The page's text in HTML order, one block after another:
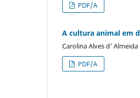
PDF/A
A cultura animal em
Carolina Alves d' Almeida
PDF/A